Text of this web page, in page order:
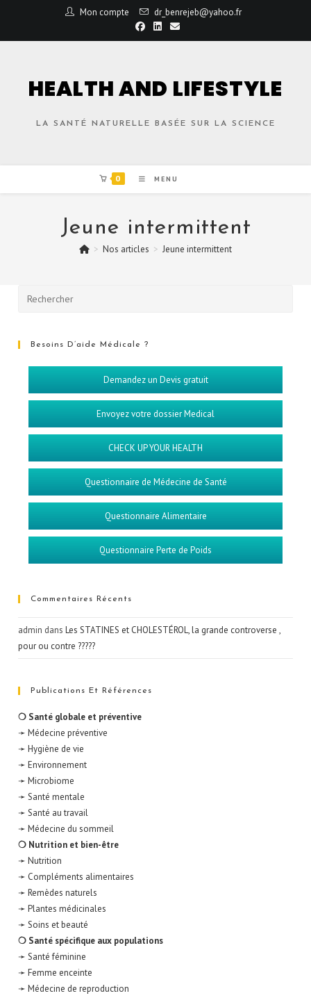
Mon compte dr_benrejeb@yahoo.fr
HEALTH AND LIFESTYLE
LA SANTÉ NATURELLE BASÉE SUR LA SCIENCE
0 MENU
Jeune intermittent
> Nos articles > Jeune intermittent
Besoins D’aide Médicale ?
Demandez un Devis gratuit
Envoyez votre dossier Medical
CHECK UP YOUR HEALTH
Questionnaire de Médecine de Santé
Questionnaire Alimentaire
Questionnaire Perte de Poids
Commentaires Récents
admin dansLes STATINES et CHOLESTÉROL, la grande controverse ,
pour ou contre ?????
Publications Et Références
❍ Santé globale et préventive
➛ Médecine préventive
➛ Hygiène de vie
➛ Environnement
➛ Microbiome
➛ Santé mentale
➛ Santé au travail
➛ Médecine du sommeil
❍ Nutrition et bien-être
➛ Nutrition
➛ Compléments alimentaires
➛ Remèdes naturels
➛ Plantes médicinales
➛ Soins et beauté
❍ Santé spécifique aux populations
➛ Santé féminine
➛ Femme enceinte
➛ Médecine de reproduction